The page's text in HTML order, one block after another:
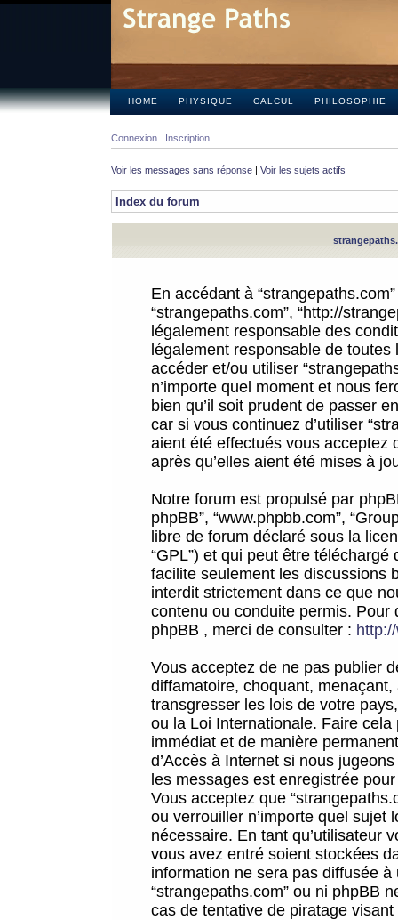
HOME PHYSIQUE CALCUL PHILOSOPHIE
Connexion Inscription
Voir les messages sans réponse | Voir les sujets actifs
Index du forum
En accédant à
“strangepaths.com”, “http://
légalement responsable des
légalement responsable de
accéder et/ou utiliser
n’importe quel moment et nous
bien qu’il soit prudent de passer
car si vous continuez d’utiliser
aient été effectués vous acceptez
après qu’elles aient été mises à
Notre forum est propulsé par
phpBB”, “www.phpbb.com”,
libre de forum déclaré sous la
“GPL”) et qui peut être téléchargé
facilite seulement les discussions
interdit strictement dans ce que
contenu ou conduite permis.
phpBB , merci de consulter :
Vous acceptez de ne pas publier
diffamatoire, choquant,
transgresser les lois de votre
ou la Loi Internationale. Faire
immédiat et de manière
d’Accès à Internet si nous
les messages est enregistrée
Vous acceptez que
ou verrouiller n’importe quel sujet
nécessaire. En tant qu’utilisateur
vous avez entré soient stockées
information ne sera pas diffusée
“strangepaths.com” ou ni phpBB
cas de tentative de piratage